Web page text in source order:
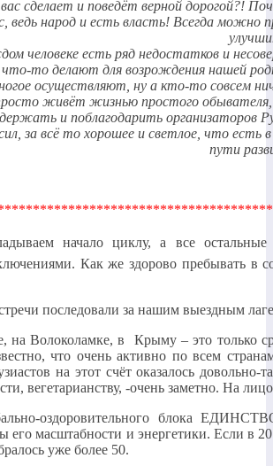
сделает и поведёт верной дорогой?!
ведь народ и есть власть! Всегда
человеке есть ряд недостатков и
то делают для возрождения нашей
осуществляют, ну а кто-то совсем
живёт жизнью простого
и поблагодарить
за всё то хорошее и светлое, что
пути
начало циклу, а все
Как же здорово пребывать
последовали за нашим выездным
на Волоколамке, в Крыму – это только
что очень активно по всем
на этот счёт оказалось
вегетарианству, -очень заметно. На
оздоровительного блока
его масштабности и энергетики. Если в
уже более 50.